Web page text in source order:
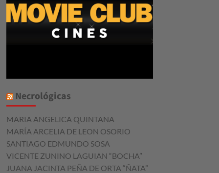
Necrológicas
MARIA ANGELICA QUINTANA
MARÍA ARCELIA DE LEON OSORIO
SANTIAGO EDMUNDO SOSA
VICENTE ZUNINO LAGUIAN “BOCHA”
JUANA JACINTA PEÑA DE ORTA “ÑATA”